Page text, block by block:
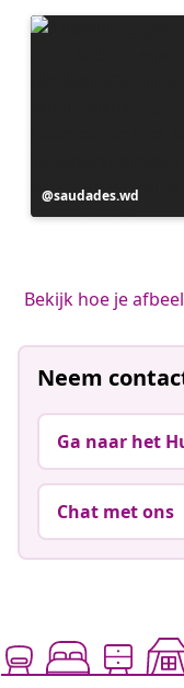
Bericht
gepubliceerd
saudades.wd
Bekijk hoe je
Neem
Ga naar het
Chat met ons